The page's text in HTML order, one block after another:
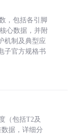
，包括各引脚
心数据，并附
机制及典型应
子官方规格书
（包括T2及
数据，详细分